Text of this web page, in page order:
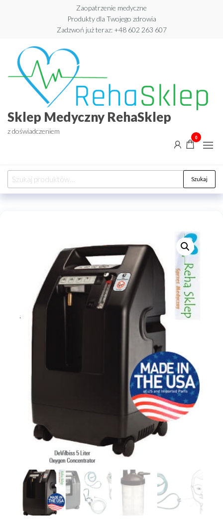
Zaopatrzenie medyczne
Produkty dla Twojego zdrowia
Zadzwoń już teraz: +48 602 263 607​
Sklep Medyczny RehaSklep
z doświadczeniem
0
Szukaj: Szukaj